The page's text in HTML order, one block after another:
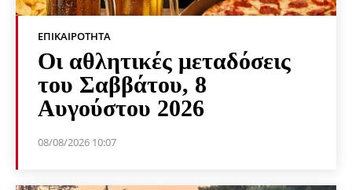
ΕΠΙΚΑΙΡΌΤΗΤΑ
Οι αθλητικές μεταδόσεις
του Σαββάτου, 8
Αυγούστου 2026
08/08/2026 10:07